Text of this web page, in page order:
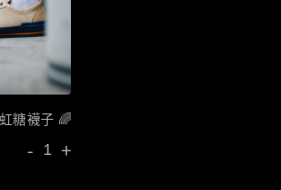
糖襪子 🌈
- +